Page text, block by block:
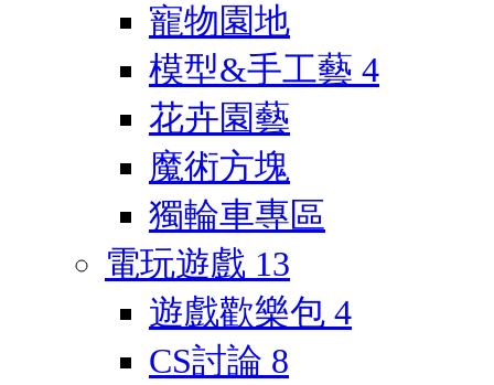
寵物園地
模型&手工藝 4
花卉園藝
魔術方塊
獨輪車專區
電玩遊戲 13
遊戲歡樂包 4
CS討論 8